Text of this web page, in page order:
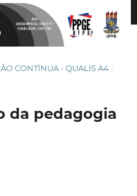
CONTÍNUA - QUALIS A4 /
da pedagogia